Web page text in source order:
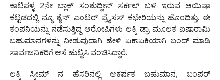
ಕಾಟಿಪಳ್ಳ 2ನೇ ಬ್ಲಾಕ್ ಸಂಶುದ್ದೀನ್ ಸರ್ಕಲ್ ಬಳಿ ಇರುವ ಆಯಿಷಾ
ಕಟ್ಟಡದಲ್ಲಿ ನ್ಯೂ ಶೈನ್ ಎಂಟರ್ ಪ್ರೈಸಸ್ ಕಛೇರಿಯನ್ನು ಹೊಂದಿತ್ತು. ಈ
ಕಂಪನಿಯನ್ನು ನಡೆಸುತ್ತಿದ್ದ ಆರೋಪಿಗಳು ಲಕ್ಕಿ ಡ್ರಾ ಮೂಲಕ ಐಷಾರಾಮಿ
ಬಹುಮಾನಗಳನ್ನು ನೀಡುವುದಾಗಿ ಹೇಳಿ ಏಕಾಏಕಿಯಾಗಿ ಬಂದ್ ಮಾಡಿ
ಸಾರ್ವಜನಿಕರಿಗೆ ಆಸೆ ಹುಟ್ಟಿಸಿ ವಂಚಿಸಿದ್ದಾರೆ.
ಲಕ್ಕಿ ಸ್ಕೀಮ್ ನ ಹೆಸರಿನಲ್ಲಿ ಆಕರ್ಷಕ ಬಹುಮಾನ, ಬಂಪರ್